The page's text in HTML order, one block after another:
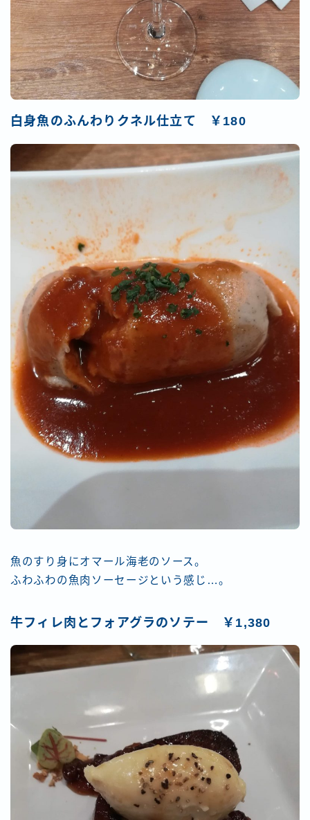
白身魚のふんわりクネル仕立て ￥180
魚のすり身にオマール海老のソース。
ふわふわの魚肉ソーセージという感じ…。
牛フィレ肉とフォアグラのソテー ￥1,380